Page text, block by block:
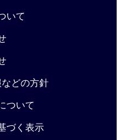
いて
どの方針
ついて
づく表示